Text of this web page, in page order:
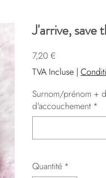
J'arrive, save
7,20 €
TVA Incluse |
Surnom/prénom +
d'accouchement *
Quantité *